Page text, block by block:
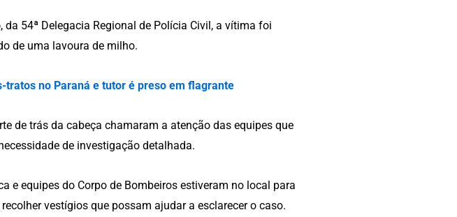
da 54ª Delegacia Regional de Polícia Civil, a vítima foi
de uma lavoura de milho.
tratos no Paraná e tutor é preso em flagrante
de trás da cabeça chamaram a atenção das equipes que
de investigação detalhada.
e equipes do Corpo de Bombeiros estiveram no local para
vestígios que possam ajudar a esclarecer o caso.